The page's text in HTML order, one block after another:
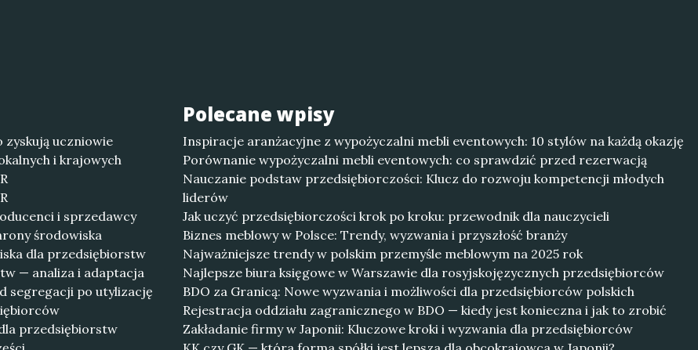
zyskują uczniowie
i krajowych
i sprzedawcy
środowiska
dla przedsiębiorstw
— analiza i adaptacja
segregacji po utylizację
przedsiębiorstw
Polecane wpisy
Inspiracje aranżacyjne z wypożyczalni mebli eventowych: 10 stylów na każdą okazję
Porównanie wypożyczalni mebli eventowych: co sprawdzić przed rezerwacją
Nauczanie podstaw przedsiębiorczości: Klucz do rozwoju kompetencji młodych
liderów
Jak uczyć przedsiębiorczości krok po kroku: przewodnik dla nauczycieli
Biznes meblowy w Polsce: Trendy, wyzwania i przyszłość branży
Najważniejsze trendy w polskim przemyśle meblowym na 2025 rok
Najlepsze biura księgowe w Warszawie dla rosyjskojęzycznych przedsiębiorców
BDO za Granicą: Nowe wyzwania i możliwości dla przedsiębiorców polskich
Rejestracja oddziału zagranicznego w BDO — kiedy jest konieczna i jak to zrobić
Zakładanie firmy w Japonii: Kluczowe kroki i wyzwania dla przedsiębiorców